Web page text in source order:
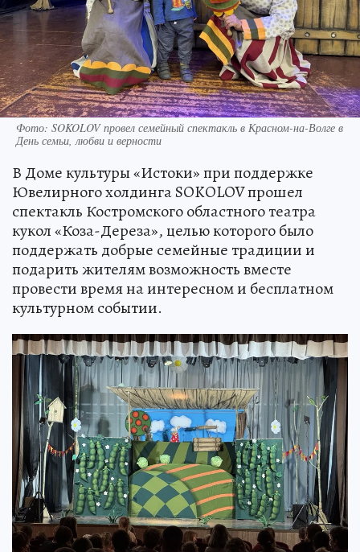
Фото: SOKOLOV провел семейный спектакль в Красном-на-Волге в
День семьи, любви и верности
В Доме культуры «Истоки» при поддержке
Ювелирного холдинга SOKOLOV прошел
спектакль Костромского областного театра
кукол «Коза-Дереза», целью которого было
поддержать добрые семейные традиции и
подарить жителям возможность вместе
провести время на интересном и бесплатном
культурном событии.